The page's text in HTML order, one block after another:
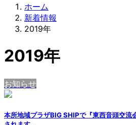
ホーム
新着情報
2019年
2019年
お知らせ
本所地域プラザBIG SHIPで『東西音頭交